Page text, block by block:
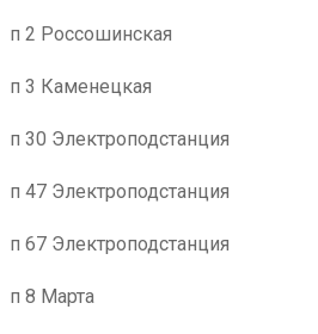
п 2 Россошинская
п 3 Каменецкая
п 30 Электроподстанция
п 47 Электроподстанция
п 67 Электроподстанция
п 8 Марта